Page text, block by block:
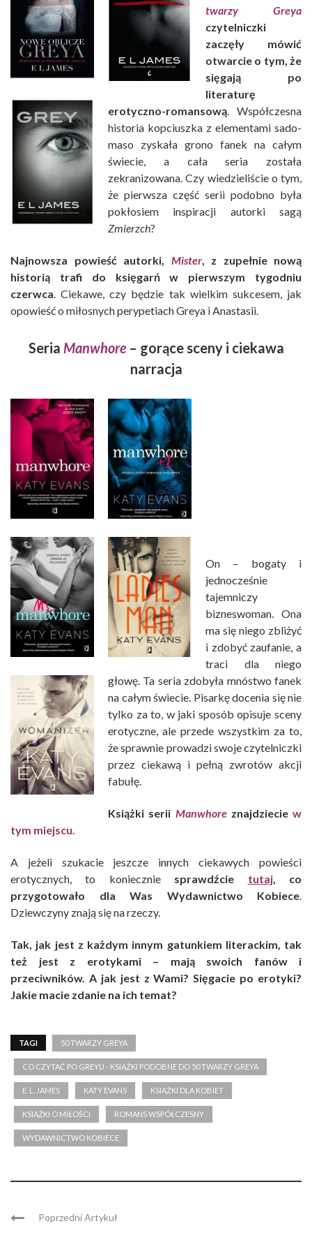
twarzy Greya
czytelniczki
zaczęły mówić
otwarcie o tym, że
sięgają po
literaturę
erotyczno-romansową. Współczesna
historia kopciuszka z elementami sado-
maso zyskała grono fanek na całym
świecie, a cała seria została
zekranizowana. Czy wiedzieliście o tym,
że pierwsza część serii podobno była
pokłosiem inspiracji autorki sagą
Zmierzch?
Najnowsza powieść autorki, Mister, z zupełnie nową
historią trafi do księgarń w pierwszym tygodniu
czerwca. Ciekawe, czy będzie tak wielkim sukcesem, jak
opowieść o miłosnych perypetiach Greya i Anastasii.
Seria Manwhore– gorące sceny i ciekawa
narracja
On – bogaty i
jednocześnie
tajemniczy
bizneswoman. Ona
ma się niego zbliżyć
i zdobyć zaufanie, a
traci dla niego
głowę. Ta seria zdobyła mnóstwo fanek
na całym świecie. Pisarkę docenia się nie
tylko za to, w jaki sposób opisuje sceny
erotyczne, ale przede wszystkim za to,
że sprawnie prowadzi swoje czytelniczki
przez ciekawą i pełną zwrotów akcji
fabułę.
Książki serii Manwhoreznajdziecie w
tym miejscu.
A jeżeli szukacie jeszcze innych ciekawych powieści
erotycznych, to koniecznie sprawdźcie tutaj, co
przygotowało dla Was Wydawnictwo Kobiece.
Dziewczyny znają się na rzeczy.
Tak, jak jest z każdym innym gatunkiem literackim, tak
też jest z erotykami – mają swoich fanów i
przeciwników. A jak jest z Wami? Sięgacie po erotyki?
Jakie macie zdanie na ich temat?
TAGI 50 TWARZY GREYA
CO CZYTAĆ PO GREYU - KSIĄŻKI PODOBNE DO 50 TWARZY GREYA
E. L. JAMES KATY EVANS KSIĄŻKI DLA KOBIET
KSIĄŻKI O MIŁOŚCI ROMANS WSPÓŁCZESNY
WYDAWNICTWO KOBIECE
Poprzedni Artykuł